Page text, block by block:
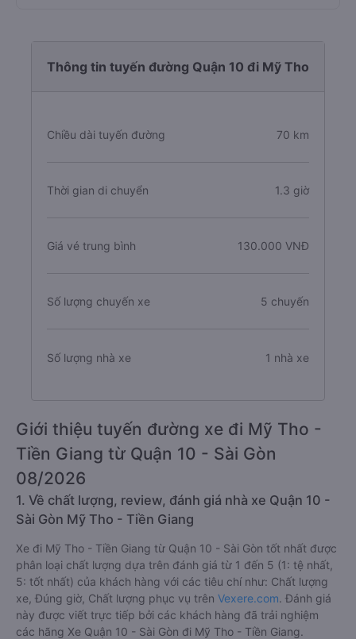
Thông tin tuyến đường Quận 10 đi Mỹ Tho
Chiều dài tuyến đường 70 km
Thời gian di chuyển 1.3 giờ
Giá vé trung bình 130.000 VNĐ
Số lượng chuyến xe 5 chuyến
Số lượng nhà xe 1 nhà xe
Giới thiệu tuyến đường xe đi Mỹ Tho -
Tiền Giang từ Quận 10 - Sài Gòn
08/2026
1. Về chất lượng, review, đánh giá nhà xe Quận 10 -
Sài Gòn Mỹ Tho - Tiền Giang
Xe đi Mỹ Tho - Tiền Giang từ Quận 10 - Sài Gòn tốt nhất được
phân loại chất lượng dựa trên đánh giá từ 1 đến 5 (1: tệ nhất,
5: tốt nhất) của khách hàng với các tiêu chí như: Chất lượng
xe, Đúng giờ, Chất lượng phục vụ trên Vexere.com. Đánh giá
này được viết trực tiếp bởi các khách hàng đã trải nghiệm
các hãng Xe Quận 10 - Sài Gòn đi Mỹ Tho - Tiền Giang.